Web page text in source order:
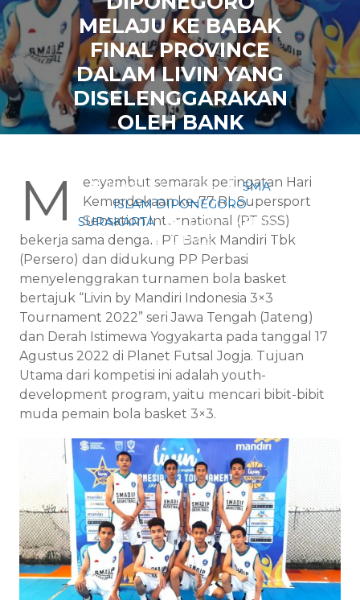
MELAJU KE BABAK
FINAL PROVINCE
DALAM LIVIN YANG
DISELENGGARAKAN
OLEH BANK
19 AGUSTUS 2022
SMA
ISLAM DIPONEGORO
SURAKARTA
0 COMMENTS
0 TAGS
M
enyambut semarak peringatan Hari
Kemerdekaan ke-77 RI, Supersport
Sensation International (PT SSS)
bekerja sama dengan PT Bank Mandiri Tbk
(Persero) dan didukung PP Perbasi
menyelenggrakan turnamen bola basket
bertajuk “Livin by Mandiri Indonesia 3×3
Tournament 2022” seri Jawa Tengah (Jateng)
dan Derah Istimewa Yogyakarta pada tanggal 17
Agustus 2022 di Planet Futsal Jogja. Tujuan
Utama dari kompetisi ini adalah youth-
development program, yaitu mencari bibit-bibit
muda pemain bola basket 3×3.